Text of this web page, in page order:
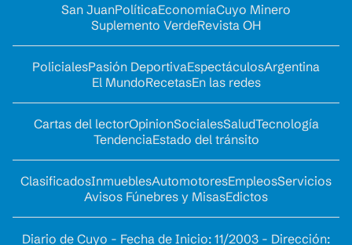
San JuanPolíticaEconomíaCuyo Minero
Suplemento VerdeRevista OH
PolicialesPasión DeportivaEspectáculosArgentina
El MundoRecetasEn las redes
Cartas del lectorOpinionSocialesSaludTecnología
TendenciaEstado del tránsito
ClasificadosInmueblesAutomotoresEmpleosServicios
Avisos Fúnebres y MisasEdictos
Diario de Cuyo - Fecha de Inicio: 11/2003 - Dirección: